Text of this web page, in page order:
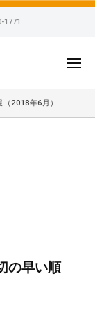
1771
メ
（2018年6月）
の早い順
ー